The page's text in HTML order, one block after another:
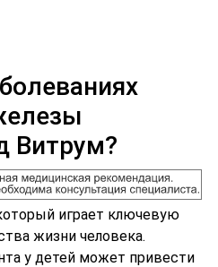
Витрум?
играет ключевую
жизни человека.
у детей может привести